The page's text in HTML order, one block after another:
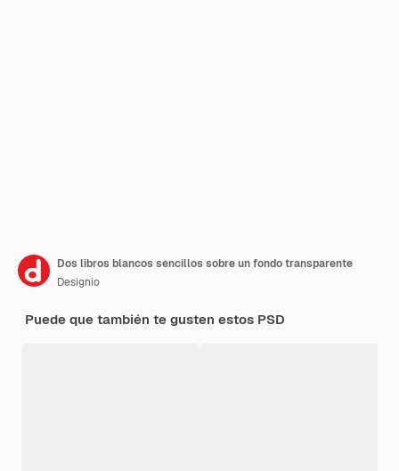
Dos libros blancos sencillos sobre un fondo transparente
Designio
Puede que también te gusten estos PSD